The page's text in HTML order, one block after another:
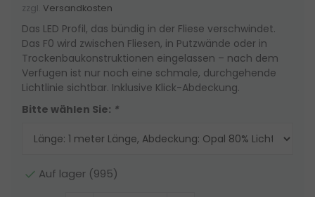
zzgl. Versandkosten
Das LED Profil, das bündig in der Fliese verschwindet.
Das F0 wird zwischen Fliesen, in Putzwände oder in
Trockenbaukonstruktionen eingelassen – nach dem
Verfugen ist nur noch eine schmale, durchgehende
Lichtlinie sichtbar. Inklusive Klick-Abdeckung.
Bitte wählen Sie: *
Auf lager (995)